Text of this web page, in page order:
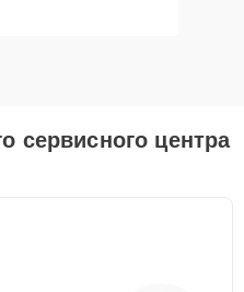
сервисного центра